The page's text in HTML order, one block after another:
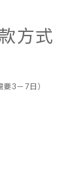
方式
3－7日）